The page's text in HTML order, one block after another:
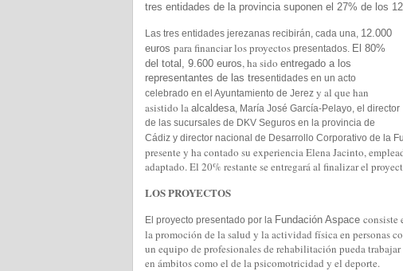
tres entidades de la provincia suponen el 27% de los
Las tres entidades jerezanas recibirán, cada una, 12.000
euros para financiar los proyectos presentados. El 80%
del total, 9.600 euros, ha sido entregado a los
representantes de las tresentidades en un acto
celebrado en el Ayuntamiento de Jerez y al que han
asistido la alcaldesa, María José García-Pelayo, el director
de las sucursales de DKV Seguros en la provincia de
Cádiz y director nacional de Desarrollo Corporativo de la
presente y ha contado su experiencia Elena Jacinto,
adaptado. El 20% restante se entregará al finalizar el
LOS PROYECTOS
El proyecto presentado por la Fundación Aspace consiste
la promoción de la salud y la actividad física en personas
un equipo de profesionales de rehabilitación pueda
en ámbitos como el de la psicomotricidad y el deporte.